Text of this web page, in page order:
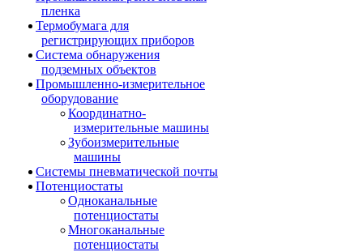
пленка
Термобумага для
регистрирующих приборов
Система обнаружения
подземных объектов
Промышленно-измерительное
оборудование
Координатно-
измерительные машины
Зубоизмерительные
машины
Системы пневматической почты
Потенциостаты
Одноканальные
потенциостаты
Многоканальные
потенциостаты